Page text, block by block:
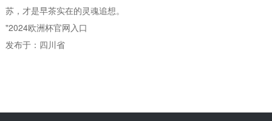
苏，才是早茶实在的灵魂追想。
"2024欧洲杯官网入口
发布于：四川省